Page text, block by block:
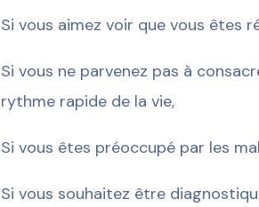
Si vous aimez voir que vous êtes
Si vous ne parvenez pas à
rythme rapide de la vie,
Si vous êtes préoccupé par les
Si vous souhaitez être